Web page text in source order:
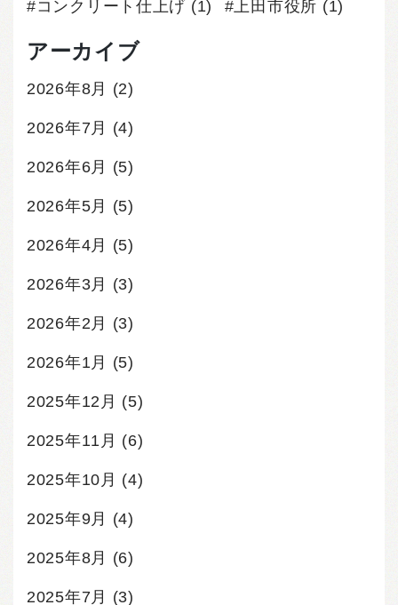
コンクリート仕上げ (1) 上田市役所 (1)
アーカイブ
2026年8月 (2)
2026年7月 (4)
2026年6月 (5)
2026年5月 (5)
2026年4月 (5)
2026年3月 (3)
2026年2月 (3)
2026年1月 (5)
2025年12月 (5)
2025年11月 (6)
2025年10月 (4)
2025年9月 (4)
2025年8月 (6)
2025年7月 (3)